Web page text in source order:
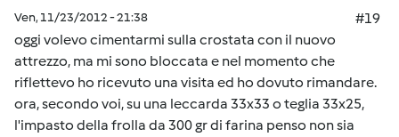
Ven, 11/23/2012 - 21:38
#19
oggi volevo cimentarmi sulla crostata con il nuovo
attrezzo, ma mi sono bloccata e nel momento che
riflettevo ho ricevuto una visita ed ho dovuto rimandare.
ora, secondo voi, su una leccarda 33x33 o teglia 33x25,
l'impasto della frolla da 300 gr di farina penso non sia